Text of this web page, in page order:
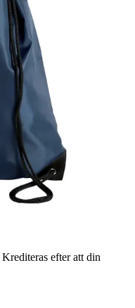
Krediteras efter att din